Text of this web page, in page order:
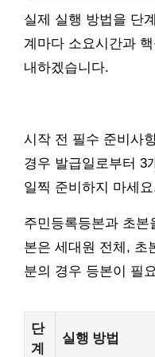
실제 실행 방법을 단
계마다 소요시간과
내하겠습니다.
시작 전 필수 준비사
경우 발급일로부터 3
일찍 준비하지 마세
주민등록등본과 초
본은 세대원 전체, 초
분의 경우 등본이 필
단
계
실행 방법